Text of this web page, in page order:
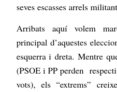
seves escasses arrels
Arribats aquí volem
principal d’aquestes
esquerra i dreta. Mentre
(PSOE i PP perden
vots), els “extrems”